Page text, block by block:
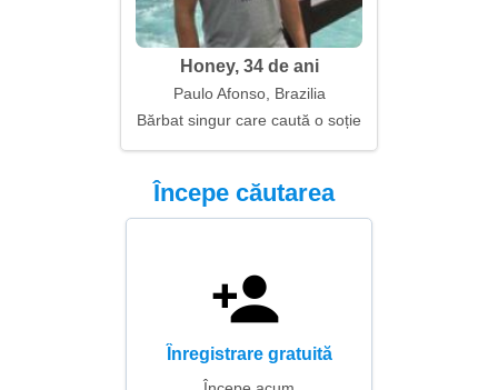
Honey, 34 de ani
Paulo Afonso, Brazilia
Bărbat singur care caută o soție
Începe căutarea
Înregistrare gratuită